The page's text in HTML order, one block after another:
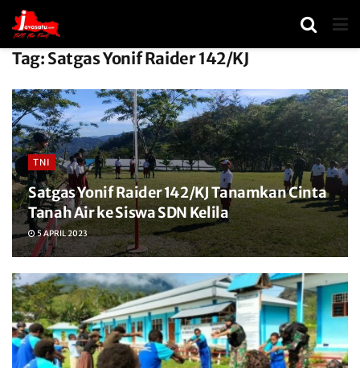
Tag: Satgas Yonif Raider 142/KJ
TNI
Satgas Yonif Raider 142/KJ Tanamkan Cinta
Tanah Air ke Siswa SDN Kelila
5 APRIL 2023